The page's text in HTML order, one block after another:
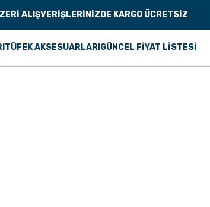
ALIŞVERİŞLERİNİZDE KARGO ÜCRETSİZ
TÜFEK AKSESUARLARI GÜNCEL FİYAT LİSTESİ